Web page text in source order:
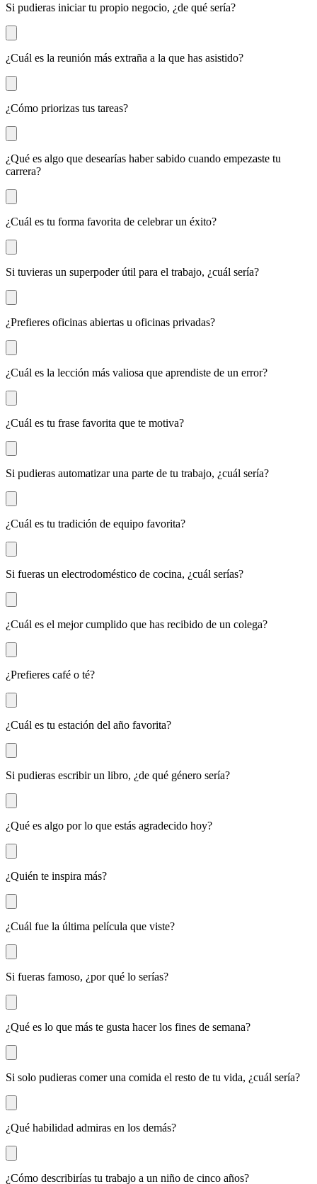
Si pudieras iniciar tu propio negocio, ¿de qué sería?
¿Cuál es la reunión más extraña a la que has asistido?
¿Cómo priorizas tus tareas?
¿Qué es algo que desearías haber sabido cuando empezaste tu
carrera?
¿Cuál es tu forma favorita de celebrar un éxito?
Si tuvieras un superpoder útil para el trabajo, ¿cuál sería?
¿Prefieres oficinas abiertas u oficinas privadas?
¿Cuál es la lección más valiosa que aprendiste de un error?
¿Cuál es tu frase favorita que te motiva?
Si pudieras automatizar una parte de tu trabajo, ¿cuál sería?
¿Cuál es tu tradición de equipo favorita?
Si fueras un electrodoméstico de cocina, ¿cuál serías?
¿Cuál es el mejor cumplido que has recibido de un colega?
¿Prefieres café o té?
¿Cuál es tu estación del año favorita?
Si pudieras escribir un libro, ¿de qué género sería?
¿Qué es algo por lo que estás agradecido hoy?
¿Quién te inspira más?
¿Cuál fue la última película que viste?
Si fueras famoso, ¿por qué lo serías?
¿Qué es lo que más te gusta hacer los fines de semana?
Si solo pudieras comer una comida el resto de tu vida, ¿cuál sería?
¿Qué habilidad admiras en los demás?
¿Cómo describirías tu trabajo a un niño de cinco años?